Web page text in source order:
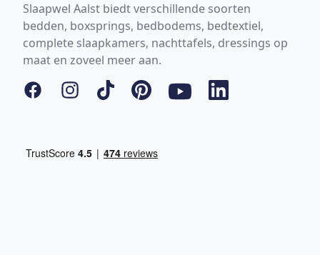
Slaapwel Aalst biedt verschillende soorten
bedden, boxsprings, bedbodems, bedtextiel,
complete slaapkamers, nachttafels, dressings op
maat en zoveel meer aan.
FacebookInstagram
Tiktok PinterestYouTubeLinkedIn